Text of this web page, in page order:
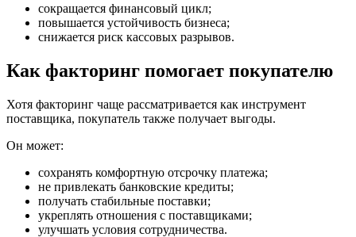
сокращается финансовый цикл;
повышается устойчивость бизнеса;
снижается риск кассовых разрывов.
Как факторинг помогает покупателю
Хотя факторинг чаще рассматривается как инструмент
поставщика, покупатель также получает выгоды.
Он может:
сохранять комфортную отсрочку платежа;
не привлекать банковские кредиты;
получать стабильные поставки;
укреплять отношения с поставщиками;
улучшать условия сотрудничества.